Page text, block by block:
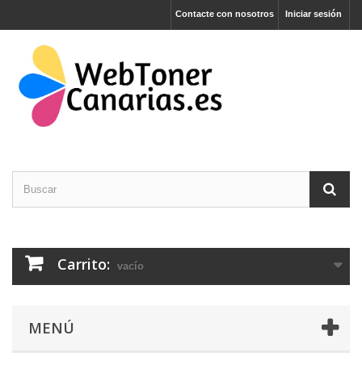
Iniciar sesión
Contacte con nosotros
Carrito: vacío
MENÚ